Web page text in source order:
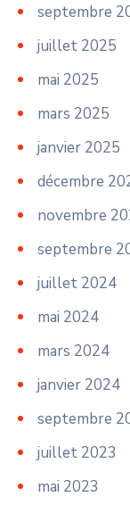
septembre
juillet 2025
mai 2025
mars 2025
janvier 2025
décembre
novembre
septembre
juillet 2024
mai 2024
mars 2024
janvier 2024
septembre
juillet 2023
mai 2023